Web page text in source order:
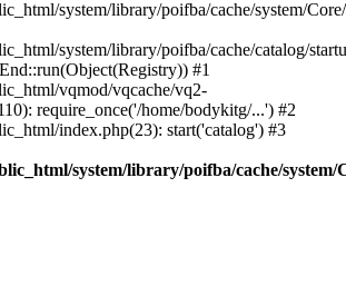
system/library/poifba/cache/system/
system/library/poifba/cache/catalog/
#1
vqmod/vqcache/vq2-
require_once('/home/bodykitg/...') #2
index.php(23): start('catalog') #3
system/library/poifba/cache/system/